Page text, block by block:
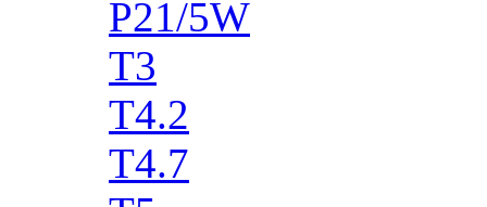
P21/5W
T3
T4.2
T4.7